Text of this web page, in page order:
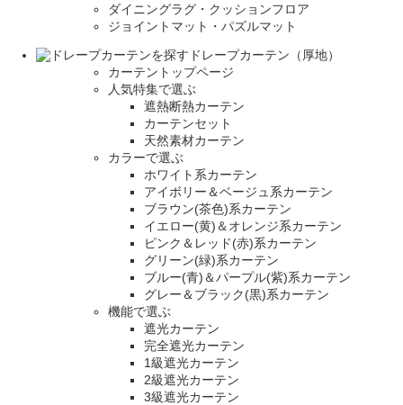
ダイニングラグ・クッションフロア
ジョイントマット・パズルマット
ドレープカーテン（厚地）
カーテントップページ
人気特集で選ぶ
遮熱断熱カーテン
カーテンセット
天然素材カーテン
カラーで選ぶ
ホワイト系カーテン
アイボリー＆ベージュ系カーテン
ブラウン(茶色)系カーテン
イエロー(黄)＆オレンジ系カーテン
ピンク＆レッド(赤)系カーテン
グリーン(緑)系カーテン
ブルー(青)＆パープル(紫)系カーテン
グレー＆ブラック(黒)系カーテン
機能で選ぶ
遮光カーテン
完全遮光カーテン
1級遮光カーテン
2級遮光カーテン
3級遮光カーテン